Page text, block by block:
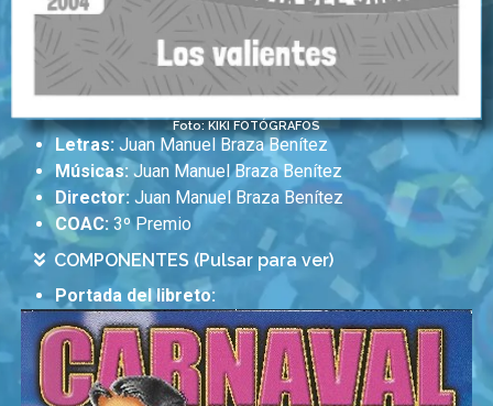
Foto: KIKI FOTÓGRAFOS
Letras: Juan Manuel Braza Benítez
Músicas: Juan Manuel Braza Benítez
Director: Juan Manuel Braza Benítez
COAC: 3º Premio
COMPONENTES (Pulsar para ver)
Portada del libreto: